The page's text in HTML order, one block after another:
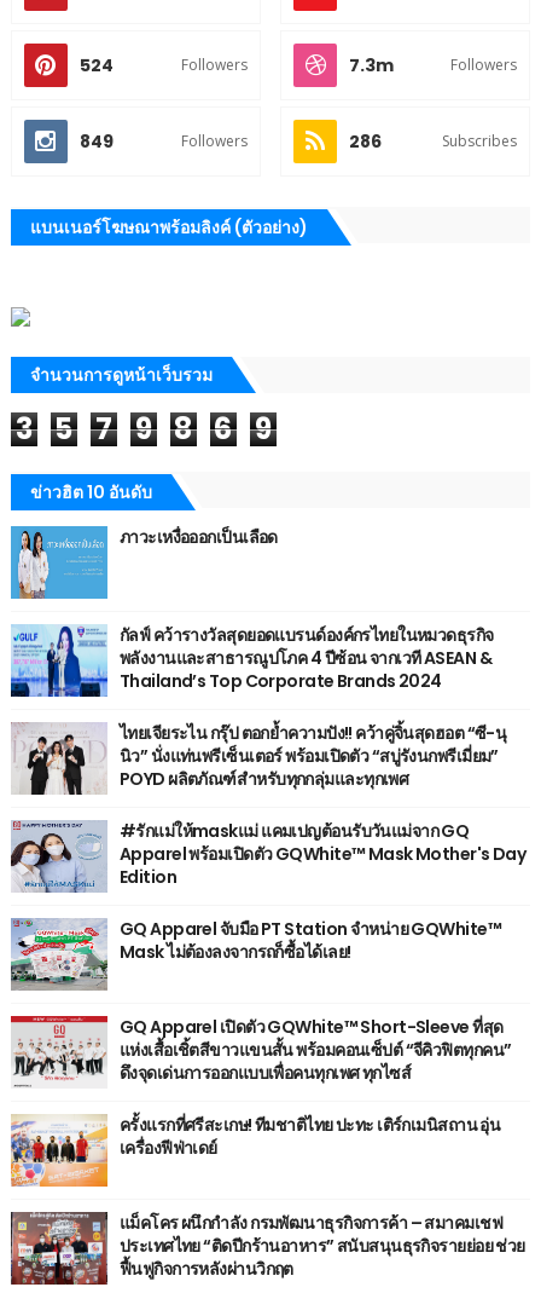
524 Followers 7.3m Followers
849 Followers 286 Subscribes
แบนเนอร์โฆษณาพร้อมลิงค์ (ตัวอย่าง)
จำนวนการดูหน้าเว็บรวม
3 5 7 9 8 6 9
ข่าวฮิต 10 อันดับ
ภาวะเหงื่อออกเป็นเลือด
กัลฟ์ คว้ารางวัลสุดยอดแบรนด์องค์กรไทยในหมวดธุรกิจ
พลังงานและสาธารณูปโภค 4 ปีซ้อน จากเวที ASEAN &
Thailand’s Top Corporate Brands 2024
ไทยเจียระไน กรุ๊ป ตอกย้ำความปัง!! คว้าคู่จิ้นสุดฮอต “ซี-นุ
นิว” นั่งแท่นพรีเซ็นเตอร์ พร้อมเปิดตัว “สบู่รังนกพรีเมี่ยม”
POYD ผลิตภัณฑ์สำหรับทุกกลุ่มและทุกเพศ
#รักแม่ให้maskแม่ แคมเปญต้อนรับวันแม่จาก GQ
Apparel พร้อมเปิดตัว GQWhite™ Mask Mother's Day
Edition
GQ Apparel จับมือ PT Station จำหน่าย GQWhite™
Mask ไม่ต้องลงจากรถก็ซื้อได้เลย!
GQ Apparel เปิดตัว GQWhite™ Short-Sleeve ที่สุด
แห่งเสื้อเชิ้ตสีขาวแขนสั้น พร้อมคอนเซ็ปต์ “จีคิวฟิตทุกคน”
ดึงจุดเด่นการออกแบบเพื่อคนทุกเพศ ทุกไซส์
ครั้งแรกที่ศรีสะเกษ! ทีมชาติไทย ปะทะ เติร์กเมนิสถาน อุ่น
เครื่องฟีฟ่าเดย์
แม็คโคร ผนึกกำลัง กรมพัฒนาธุรกิจการค้า – สมาคมเชฟ
ประเทศไทย “ติดปีกร้านอาหาร” สนับสนุนธุรกิจรายย่อย ช่วย
ฟื้นฟูกิจการหลังผ่านวิกฤต